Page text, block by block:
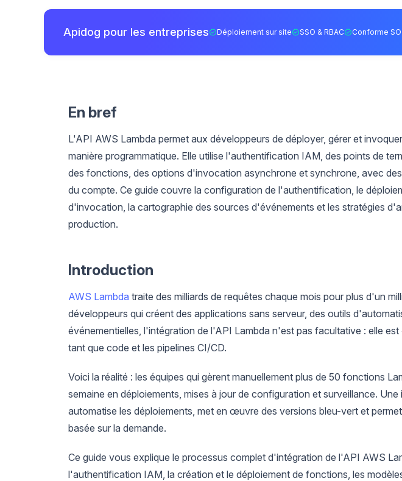
Apidog pour les entreprises Déploiement sur site SSO & RBAC Conforme
En bref
L'API AWS Lambda permet aux développeurs de déployer, gérer et
manière programmatique. Elle utilise l'authentification IAM, des points de
des fonctions, des options d'invocation asynchrone et synchrone, avec
du compte. Ce guide couvre la configuration de l'authentification, le
d'invocation, la cartographie des sources d'événements et les stratégies
production.
Introduction
AWS Lambda traite des milliards de requêtes chaque mois pour plus d'un
développeurs qui créent des applications sans serveur, des outils
événementielles, l'intégration de l'API Lambda n'est pas facultative : elle
tant que code et les pipelines CI/CD.
Voici la réalité : les équipes qui gèrent manuellement plus de 50 fonctions
semaine en déploiements, mises à jour de configuration et surveillance.
automatise les déploiements, met en œuvre des versions bleu-vert et
basée sur la demande.
Ce guide vous explique le processus complet d'intégration de l'API AWS
l'authentification IAM, la création et le déploiement de fonctions, les